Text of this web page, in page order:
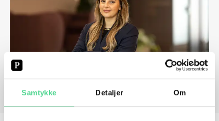
Samtykke Detaljer Om